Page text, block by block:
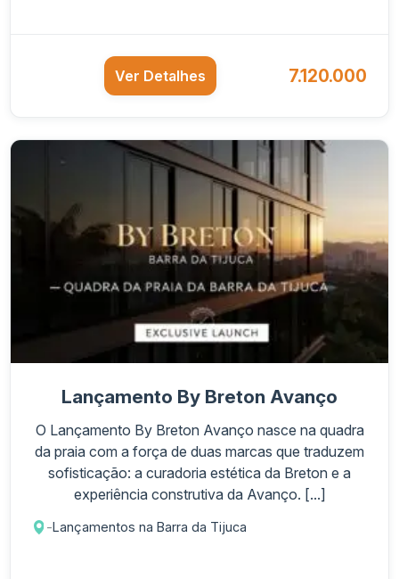
Ver Detalhes 7.120.000
Lançamento By Breton Avanço
O Lançamento By Breton Avanço nasce na quadra
da praia com a força de duas marcas que traduzem
sofisticação: a curadoria estética da Breton e a
experiência construtiva da Avanço. [...]
-Lançamentos na Barra da Tijuca